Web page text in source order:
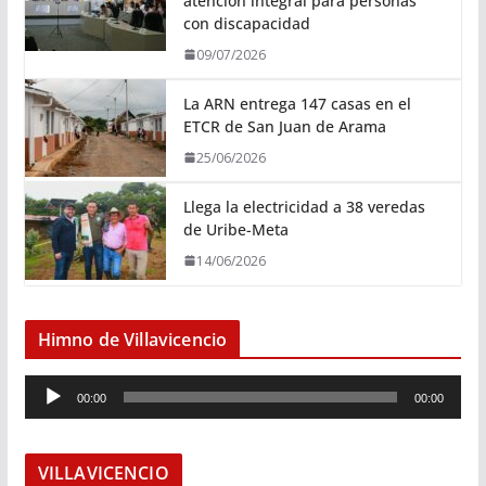
con discapacidad
09/07/2026
La ARN entrega 147 casas en el
ETCR de San Juan de Arama
25/06/2026
Llega la electricidad a 38 veredas
de Uribe-Meta
14/06/2026
Himno de Villavicencio
e
00:00 00:00
VILLAVICENCIO